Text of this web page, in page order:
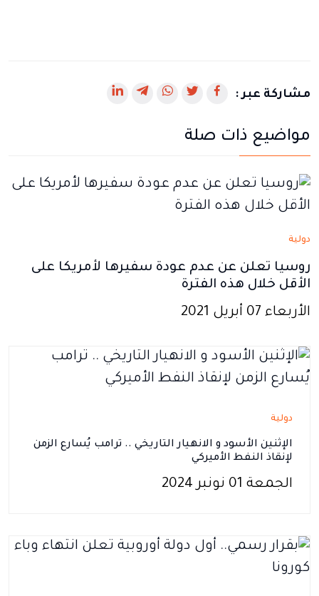
مشاركة عبر :
رابط
في
جديدة
رابط
في
جديدة
رابط
جديدة
رابطرابط
جديدة
مواضيع ذات صلة
دولية
روسيا تعلن عن عدم عودة سفيرها لأمريكا على
الأقل خلال هذه الفترة
الأربعاء 07 أبريل 2021
دولية
الإثنين الأسود و الانهيار التاريخي .. ترامب يُسارع الزمن
لإنقاذ النفط الأميركي
الجمعة 01 نونبر 2024